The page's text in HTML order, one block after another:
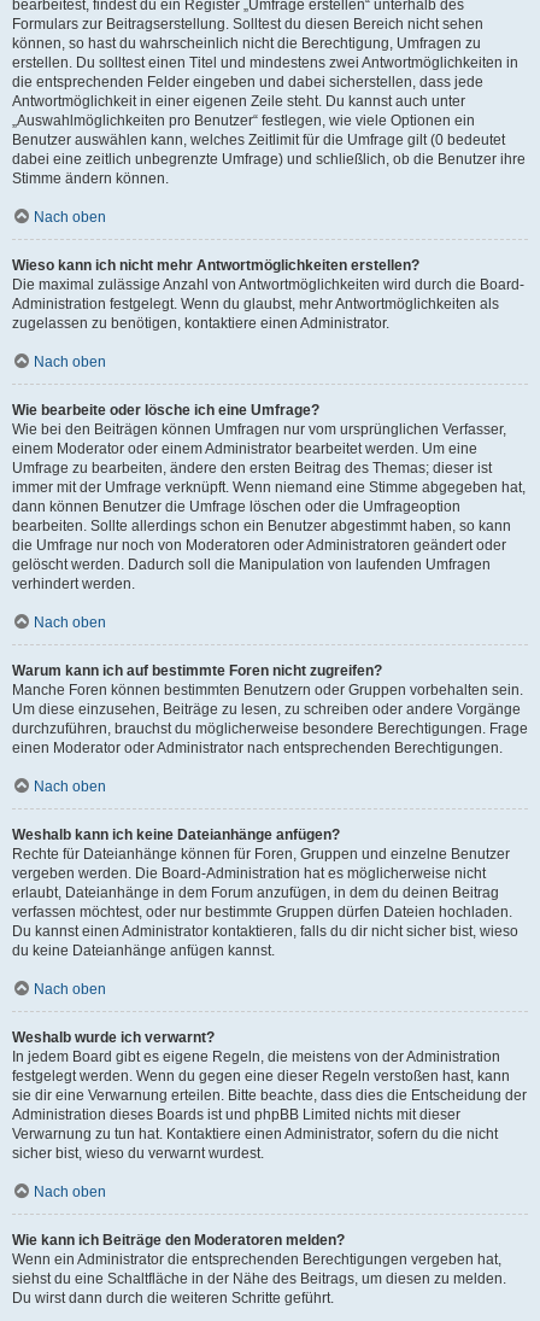
bearbeitest, findest du ein Register „Umfrage erstellen“ unterhalb des
Formulars zur Beitragserstellung. Solltest du diesen Bereich nicht sehen
können, so hast du wahrscheinlich nicht die Berechtigung, Umfragen zu
erstellen. Du solltest einen Titel und mindestens zwei Antwortmöglichkeiten in
die entsprechenden Felder eingeben und dabei sicherstellen, dass jede
Antwortmöglichkeit in einer eigenen Zeile steht. Du kannst auch unter
„Auswahlmöglichkeiten pro Benutzer“ festlegen, wie viele Optionen ein
Benutzer auswählen kann, welches Zeitlimit für die Umfrage gilt (0 bedeutet
dabei eine zeitlich unbegrenzte Umfrage) und schließlich, ob die Benutzer ihre
Stimme ändern können.
Nach oben
Wieso kann ich nicht mehr Antwortmöglichkeiten erstellen?
Die maximal zulässige Anzahl von Antwortmöglichkeiten wird durch die Board-
Administration festgelegt. Wenn du glaubst, mehr Antwortmöglichkeiten als
zugelassen zu benötigen, kontaktiere einen Administrator.
Nach oben
Wie bearbeite oder lösche ich eine Umfrage?
Wie bei den Beiträgen können Umfragen nur vom ursprünglichen Verfasser,
einem Moderator oder einem Administrator bearbeitet werden. Um eine
Umfrage zu bearbeiten, ändere den ersten Beitrag des Themas; dieser ist
immer mit der Umfrage verknüpft. Wenn niemand eine Stimme abgegeben hat,
dann können Benutzer die Umfrage löschen oder die Umfrageoption
bearbeiten. Sollte allerdings schon ein Benutzer abgestimmt haben, so kann
die Umfrage nur noch von Moderatoren oder Administratoren geändert oder
gelöscht werden. Dadurch soll die Manipulation von laufenden Umfragen
verhindert werden.
Nach oben
Warum kann ich auf bestimmte Foren nicht zugreifen?
Manche Foren können bestimmten Benutzern oder Gruppen vorbehalten sein.
Um diese einzusehen, Beiträge zu lesen, zu schreiben oder andere Vorgänge
durchzuführen, brauchst du möglicherweise besondere Berechtigungen. Frage
einen Moderator oder Administrator nach entsprechenden Berechtigungen.
Nach oben
Weshalb kann ich keine Dateianhänge anfügen?
Rechte für Dateianhänge können für Foren, Gruppen und einzelne Benutzer
vergeben werden. Die Board-Administration hat es möglicherweise nicht
erlaubt, Dateianhänge in dem Forum anzufügen, in dem du deinen Beitrag
verfassen möchtest, oder nur bestimmte Gruppen dürfen Dateien hochladen.
Du kannst einen Administrator kontaktieren, falls du dir nicht sicher bist, wieso
du keine Dateianhänge anfügen kannst.
Nach oben
Weshalb wurde ich verwarnt?
In jedem Board gibt es eigene Regeln, die meistens von der Administration
festgelegt werden. Wenn du gegen eine dieser Regeln verstoßen hast, kann
sie dir eine Verwarnung erteilen. Bitte beachte, dass dies die Entscheidung der
Administration dieses Boards ist und phpBB Limited nichts mit dieser
Verwarnung zu tun hat. Kontaktiere einen Administrator, sofern du die nicht
sicher bist, wieso du verwarnt wurdest.
Nach oben
Wie kann ich Beiträge den Moderatoren melden?
Wenn ein Administrator die entsprechenden Berechtigungen vergeben hat,
siehst du eine Schaltfläche in der Nähe des Beitrags, um diesen zu melden.
Du wirst dann durch die weiteren Schritte geführt.